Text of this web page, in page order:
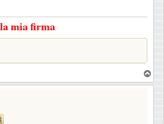
mia firma
o